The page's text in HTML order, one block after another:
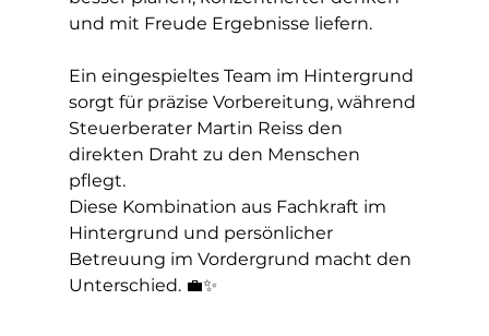
und mit Freude Ergebnisse liefern.
Ein eingespieltes Team im Hintergrund
sorgt für präzise Vorbereitung, während
Steuerberater Martin Reiss den
direkten Draht zu den Menschen
pflegt.
Diese Kombination aus Fachkraft im
Hintergrund und persönlicher
Betreuung im Vordergrund macht den
Unterschied. 💼✨